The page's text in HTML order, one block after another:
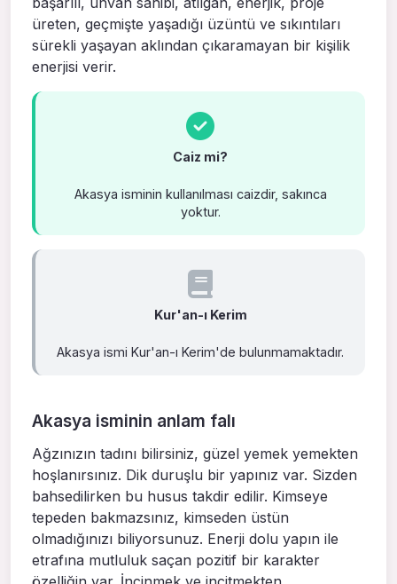
üreten, geçmişte yaşadığı üzüntü ve sıkıntıları
sürekli yaşayan aklından çıkaramayan bir kişilik
enerjisi verir.
Caiz mi?
Akasya isminin kullanılması caizdir, sakınca
yoktur.
Kur'an-ı Kerim
Akasya ismi Kur'an-ı Kerim'de bulunmamaktadır.
Akasya isminin anlam falı
Ağzınızın tadını bilirsiniz, güzel yemek yemekten
hoşlanırsınız. Dik duruşlu bir yapınız var. Sizden
bahsedilirken bu husus takdir edilir. Kimseye
tepeden bakmazsınız, kimseden üstün
olmadığınızı biliyorsunuz. Enerji dolu yapın ile
etrafına mutluluk saçan pozitif bir karakter